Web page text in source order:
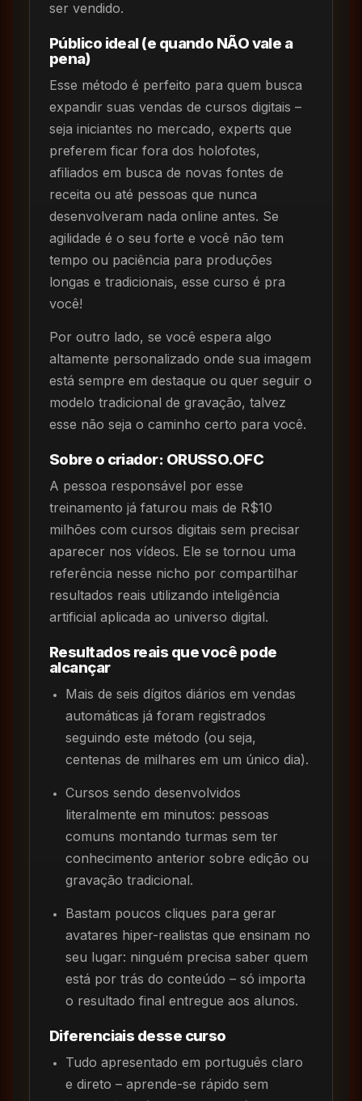
ser vendido.
Público ideal (e quando NÃO vale a
pena)
Esse método é perfeito para quem busca
expandir suas vendas de cursos digitais –
seja iniciantes no mercado, experts que
preferem ficar fora dos holofotes,
afiliados em busca de novas fontes de
receita ou até pessoas que nunca
desenvolveram nada online antes. Se
agilidade é o seu forte e você não tem
tempo ou paciência para produções
longas e tradicionais, esse curso é pra
você!
Por outro lado, se você espera algo
altamente personalizado onde sua imagem
está sempre em destaque ou quer seguir o
modelo tradicional de gravação, talvez
esse não seja o caminho certo para você.
Sobre o criador: ORUSSO.OFC
A pessoa responsável por esse
treinamento já faturou mais de R$10
milhões com cursos digitais sem precisar
aparecer nos vídeos. Ele se tornou uma
referência nesse nicho por compartilhar
resultados reais utilizando inteligência
artificial aplicada ao universo digital.
Resultados reais que você pode
alcançar
Mais de seis dígitos diários em vendas
automáticas já foram registrados
seguindo este método (ou seja,
centenas de milhares em um único dia).
Cursos sendo desenvolvidos
literalmente em minutos: pessoas
comuns montando turmas sem ter
conhecimento anterior sobre edição ou
gravação tradicional.
Bastam poucos cliques para gerar
avatares hiper-realistas que ensinam no
seu lugar: ninguém precisa saber quem
está por trás do conteúdo – só importa
o resultado final entregue aos alunos.
Diferenciais desse curso
Tudo apresentado em português claro
e direto – aprende-se rápido sem